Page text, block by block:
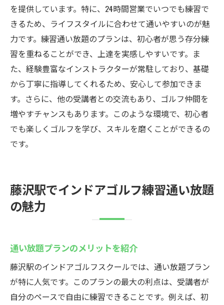
を提供しています。特に、24時間営業でいつでも練習で
きるため、ライフスタイルに合わせて通いやすいのが魅
力です。練習通い放題のプランは、初心者が思う存分練
習を重ねることができ、上達を実感しやすいです。ま
た、経験豊富なインストラクターが常駐しており、基礎
から丁寧に指導してくれるため、安心して参加できま
す。さらに、他の受講者との交流もあり、ゴルフ仲間を
増やすチャンスもあります。このような環境で、初心者
でも楽しくゴルフを学び、スキルを磨くことができるの
です。
藤沢駅でインドアゴルフ練習通い放題
の魅力
通い放題プランのメリットを紹介
藤沢駅のインドアゴルフスクールでは、通い放題プラン
が特に人気です。このプランの最大の利点は、受講者が
自分のペースで自由に練習できることです。例えば、初